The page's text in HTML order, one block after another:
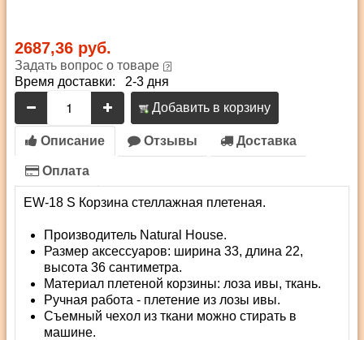
2687,36 руб.
Задать вопрос о товаре
Время доставки: 2-3 дня
Добавить в корзину
Описание Отзывы Доставка
Оплата
EW-18 S Корзина стеллажная плетеная.
Производитель Natural House.
Размер аксессуаров: ширина 33, длина 22,
высота 36 сантиметра.
Материал плетеной корзины: лоза ивы, ткань.
Ручная работа - плетение из лозы ивы.
Съемный чехол из ткани можно стирать в
машине.